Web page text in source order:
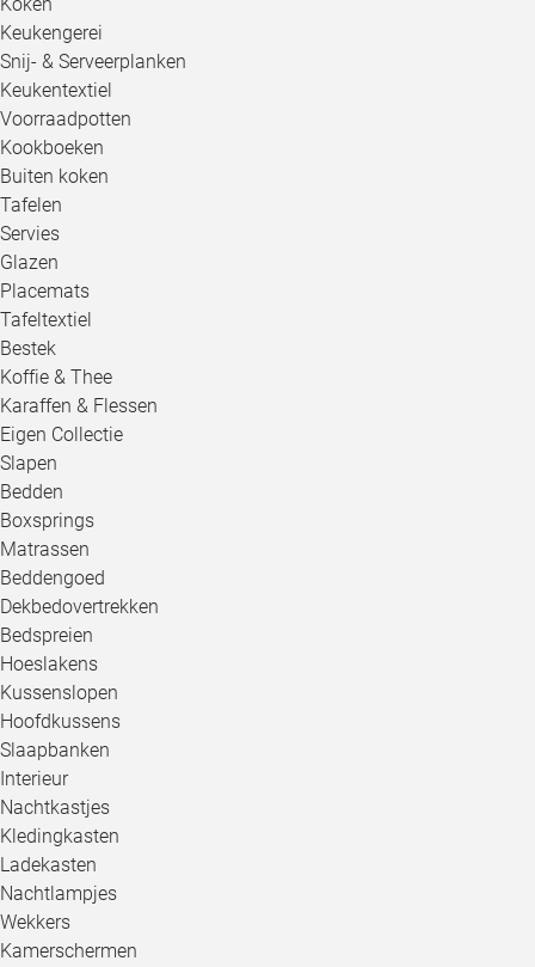
Keukengerei
Snij- & Serveerplanken
Keukentextiel
Voorraadpotten
Kookboeken
Buiten koken
Tafelen
Servies
Glazen
Placemats
Tafeltextiel
Bestek
Koffie & Thee
Karaffen & Flessen
Eigen Collectie
Slapen
Bedden
Boxsprings
Matrassen
Beddengoed
Dekbedovertrekken
Bedspreien
Hoeslakens
Kussenslopen
Hoofdkussens
Slaapbanken
Interieur
Nachtkastjes
Kledingkasten
Ladekasten
Nachtlampjes
Wekkers
Kamerschermen